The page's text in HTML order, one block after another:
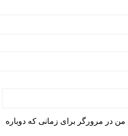
من در مرورگر برای زمانی که دوباره